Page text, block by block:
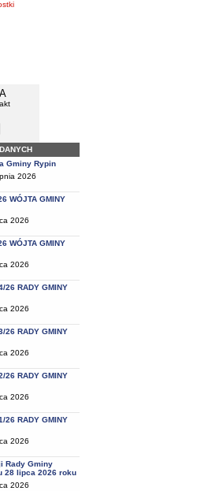
czcionkę
standardowy rozmiar czcionki
A
Gminy Rypin
2026
WÓJTA GMINY
2026
WÓJTA GMINY
2026
26 RADY GMINY
2026
26 RADY GMINY
2026
26 RADY GMINY
2026
26 RADY GMINY
2026
Rady Gminy
28 lipca 2026 roku
2026